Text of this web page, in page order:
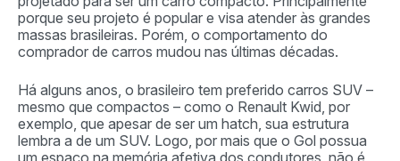
porque seu projeto é popular e visa atender às grandes
massas brasileiras. Porém, o comportamento do
comprador de carros mudou nas últimas décadas.
Há alguns anos, o brasileiro tem preferido carros SUV –
mesmo que compactos – como o Renault Kwid, por
exemplo, que apesar de ser um hatch, sua estrutura
lembra a de um SUV. Logo, por mais que o Gol possua